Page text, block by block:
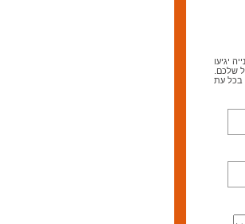
יגיעו
שלכם.
בכל עת